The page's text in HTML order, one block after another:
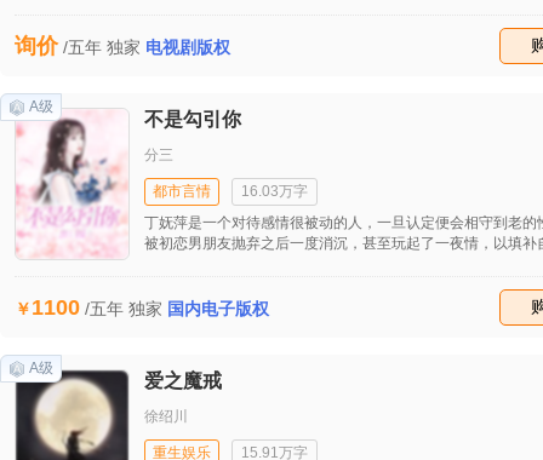
得的假期。而此刻沙岩城内最好的酒楼，不醉归酒楼二楼的菊
内，几个年轻人正聚在一起，随意地吃喝着。随着一道道的菜
询价 /五年 独家 电视剧版权
A级
不是勾引你
分三
都市言情
16.03万字
丁妩萍是一个对待感情很被动的人，一旦认定便会相守到老的
被初恋男朋友抛弃之后一度消沉，甚至玩起了一夜情，以填补
争，叫他心力憔悴，妩萍在背后默默支持，男友的父亲终于在
中被气死了，而家族企业也因姐弟俩的争夺现入危机，为了拯
后等自己好起来后，再研究与丁妩萍结婚的事情。 可是感情
远是人们无法控制的，罗祖却在这场游戏中真的爱上了他的相
而这个人却是丁妩萍的好朋友小盈。当丁妩萍发现他因生活的
已与自己的女朋友定婚时，无法承受爱情的再次背叛，晕倒过
查出自己得了脑瘤，在遭遇了生活的一连串打击后，曾经抛弃
1100 /五年 独家 国内电子版权
A级
爱之魔戒
徐绍川
重生娱乐
15.91万字